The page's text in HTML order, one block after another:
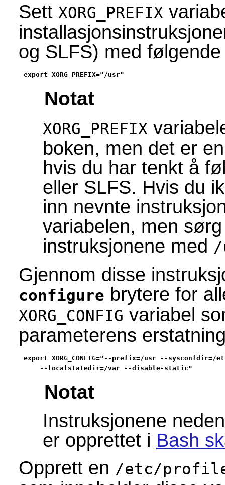
Sett XORG_PREFIX
og SLFS) med
export XORG_PREFIX="/usr"
Notat
XORG_PREFIX
boken, men det er
hvis du har tenkt å
eller SLFS. Hvis du
inn nevnte
variabelen, men
instruksjonene med /
Gjennom disse
configure brytere for
XORG_CONFIG variabel
parameterens
export XORG_CONFIG="--prefix=/usr --sysconfdir=/
    --localstatedir=/var --disable-static"
Notat
Instruksjonene
er opprettet i Bash
Opprett en /etc/